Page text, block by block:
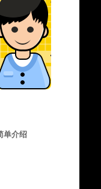
单介绍